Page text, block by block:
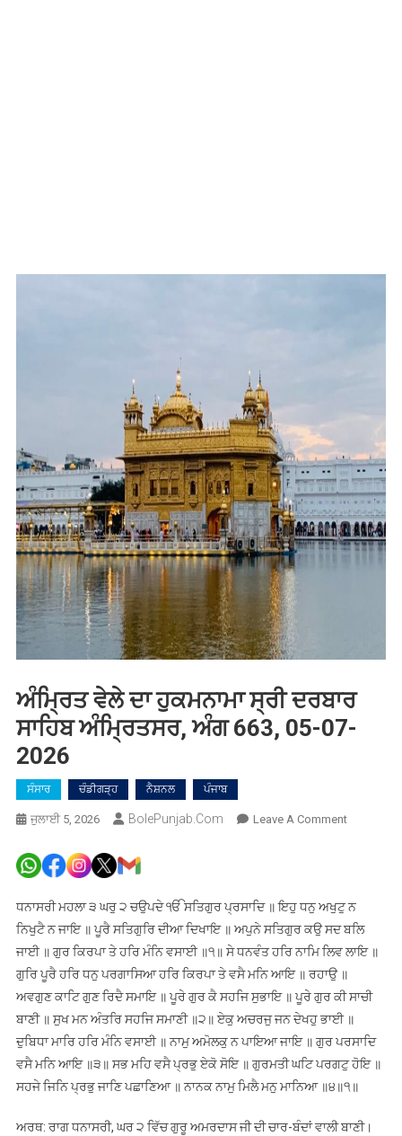
ਅੰਮ੍ਰਿਤ ਵੇਲੇ ਦਾ ਹੁਕਮਨਾਮਾ ਸ੍ਰੀ ਦਰਬਾਰ
ਸਾਹਿਬ ਅੰਮ੍ਰਿਤਸਰ, ਅੰਗ 663, 05-07-
2026
ਸੰਸਾਰ ਚੰਡੀਗੜ੍ਹ ਨੈਸ਼ਨਲ ਪੰਜਾਬ
ਜੁਲਾਈ 5, 2026 BolePunjab.com Leave A CommentOn
ਹੁਕਮਨਾਮਾ
ਸ੍ਰੀ
ਦਰਬਾਰ
ਅੰਮ੍ਰਿਤਸਰ,
ਅੰਗ
663,
05-
07-
2026
ਧਨਾਸਰੀ ਮਹਲਾ ੩ ਘਰੁ ੨ ਚਉਪਦੇ ੴ ਸਤਿਗੁਰ ਪ੍ਰਸਾਦਿ ॥ ਇਹੁ ਧਨੁ ਅਖੁਟੁ ਨ
ਨਿਖੁਟੈ ਨ ਜਾਇ ॥ ਪੂਰੈ ਸਤਿਗੁਰਿ ਦੀਆ ਦਿਖਾਇ ॥ ਅਪੁਨੇ ਸਤਿਗੁਰ ਕਉ ਸਦ ਬਲਿ
ਜਾਈ ॥ ਗੁਰ ਕਿਰਪਾ ਤੇ ਹਰਿ ਮੰਨਿ ਵਸਾਈ ॥੧॥ ਸੇ ਧਨਵੰਤ ਹਰਿ ਨਾਮਿ ਲਿਵ ਲਾਇ ॥
ਗੁਰਿ ਪੂਰੈ ਹਰਿ ਧਨੁ ਪਰਗਾਸਿਆ ਹਰਿ ਕਿਰਪਾ ਤੇ ਵਸੈ ਮਨਿ ਆਇ ॥ ਰਹਾਉ ॥
ਅਵਗੁਣ ਕਾਟਿ ਗੁਣ ਰਿਦੈ ਸਮਾਇ ॥ ਪੂਰੇ ਗੁਰ ਕੈ ਸਹਜਿ ਸੁਭਾਇ ॥ ਪੂਰੇ ਗੁਰ ਕੀ ਸਾਚੀ
ਬਾਣੀ ॥ ਸੁਖ ਮਨ ਅੰਤਰਿ ਸਹਜਿ ਸਮਾਣੀ ॥੨॥ ਏਕੁ ਅਚਰਜੁ ਜਨ ਦੇਖਹੁ ਭਾਈ ॥
ਦੁਬਿਧਾ ਮਾਰਿ ਹਰਿ ਮੰਨਿ ਵਸਾਈ ॥ ਨਾਮੁ ਅਮੋਲਕੁ ਨ ਪਾਇਆ ਜਾਇ ॥ ਗੁਰ ਪਰਸਾਦਿ
ਵਸੈ ਮਨਿ ਆਇ ॥੩॥ ਸਭ ਮਹਿ ਵਸੈ ਪ੍ਰਭੁ ਏਕੋ ਸੋਇ ॥ ਗੁਰਮਤੀ ਘਟਿ ਪਰਗਟੁ ਹੋਇ ॥
ਸਹਜੇ ਜਿਨਿ ਪ੍ਰਭੁ ਜਾਣਿ ਪਛਾਣਿਆ ॥ ਨਾਨਕ ਨਾਮੁ ਮਿਲੈ ਮਨੁ ਮਾਨਿਆ ॥੪॥੧॥
ਅਰਥ: ਰਾਗ ਧਨਾਸਰੀ, ਘਰ ੨ ਵਿੱਚ ਗੁਰੂ ਅਮਰਦਾਸ ਜੀ ਦੀ ਚਾਰ-ਬੰਦਾਂ ਵਾਲੀ ਬਾਣੀ।